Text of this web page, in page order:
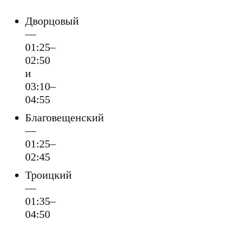
Дворцовый
—
01:25–
02:50
и
03:10–
04:55
Благовещенский
—
01:25–
02:45
Троицкий
—
01:35–
04:50